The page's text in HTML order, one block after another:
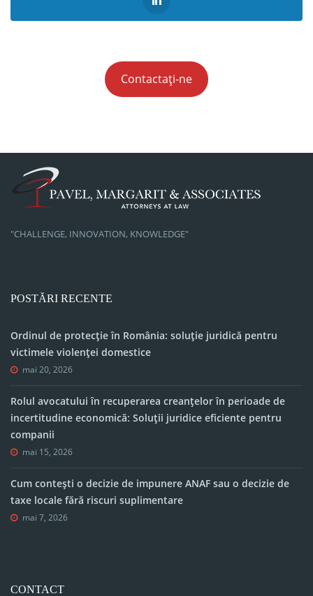
Contactați-ne
"CHALLENGE, INNOVATION, KNOWLEDGE"
POSTĂRI RECENTE
Ordinul de protecție în România: soluție juridică pentru
victimele violenței domestice
mai 20, 2026
Rolul avocatului în recuperarea creanțelor în perioade de
incertitudine economică: Soluții juridice eficiente pentru
companii
mai 15, 2026
Cum contești o decizie de impunere ANAF sau o decizie de
taxe locale fără riscuri suplimentare
mai 7, 2026
CONTACT